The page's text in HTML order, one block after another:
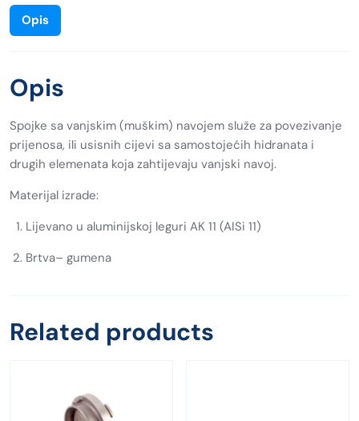
Opis
Opis
Spojke sa vanjskim (muškim) navojem služe za povezivanje
prijenosa, ili usisnih cijevi sa samostojećih hidranata i
drugih elemenata koja zahtijevaju vanjski navoj.
Materijal izrade:
Lijevano u aluminijskoj leguri AK 11 (AISi 11)
Brtva– gumena
Related products